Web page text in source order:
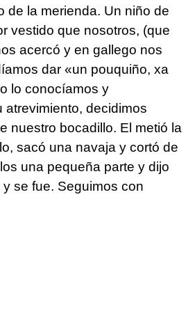
de la merienda. Un niño de
vestido que nosotros, (que
acercó y en gallego nos
dar «un pouquiño, xa
lo conocíamos y
atrevimiento, decidimos
nuestro bocadillo. El metió la
sacó una navaja y cortó de
una pequeña parte y dijo
se fue. Seguimos con